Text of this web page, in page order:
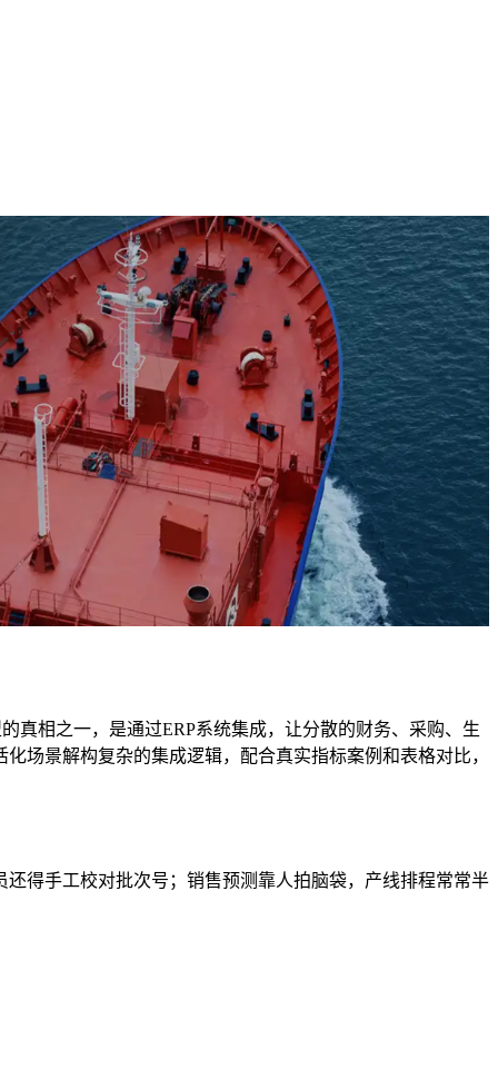
真相之一，是通过ERP系统集成，让分散的财务、采购、生
场景解构复杂的集成逻辑，配合真实指标案例和表格对比，
得手工校对批次号；销售预测靠人拍脑袋，产线排程常常半